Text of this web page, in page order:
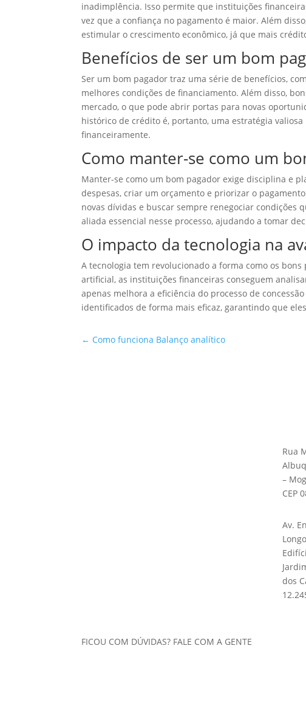
inadimplência. Isso permite que instituições
vez que a confiança no pagamento é maior. Além
estimular o crescimento econômico, já que mais
Benefícios de ser um bom
Ser um bom pagador traz uma série de benefícios,
melhores condições de financiamento. Além disso,
mercado, o que pode abrir portas para novas
histórico de crédito é, portanto, uma estratégia
financeiramente.
Como manter-se como um
Manter-se como um bom pagador exige disciplina e
despesas, criar um orçamento e priorizar o
novas dívidas e buscar sempre renegociar condições
aliada essencial nesse processo, ajudando a tomar
O impacto da tecnologia na
A tecnologia tem revolucionado a forma como os
artificial, as instituições financeiras conseguem
apenas melhora a eficiência do processo de
identificados de forma mais eficaz, garantindo que
← Como funciona Balanço analítico
Rua
–
CEP
Av.
dos
FICOU COM DÚVIDAS? FALE COM A GENTE